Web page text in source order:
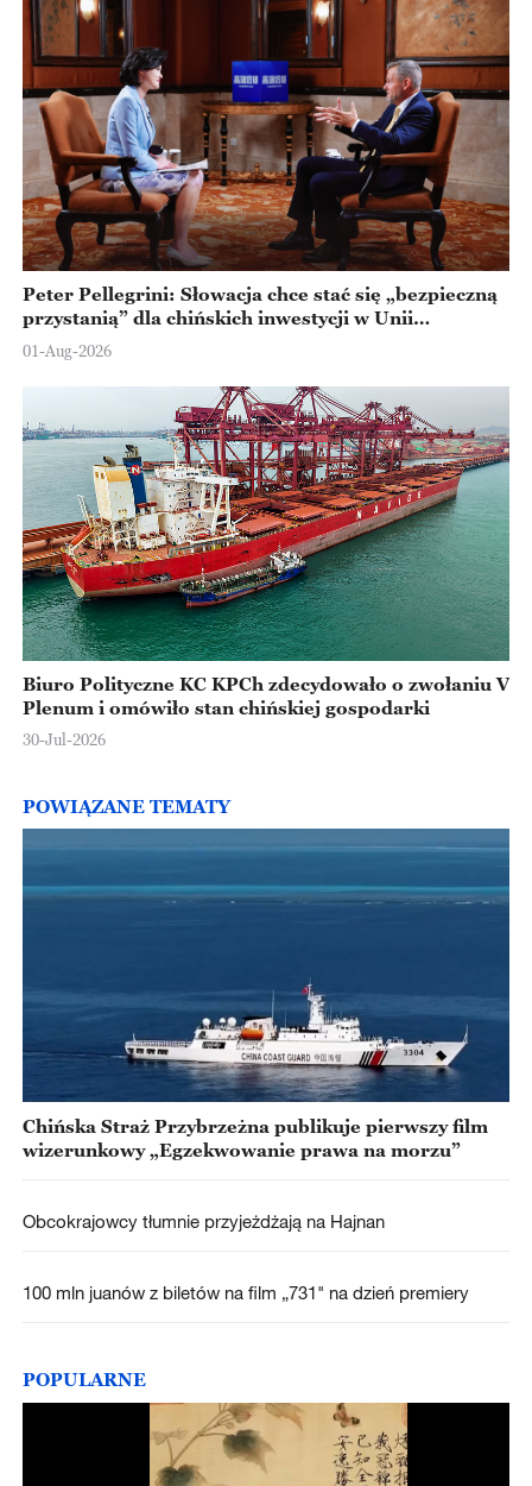
Peter Pellegrini: Słowacja chce stać się „bezpieczną
przystanią” dla chińskich inwestycji w Unii
Europejskiej
01-Aug-2026
Biuro Polityczne KC KPCh zdecydowało o zwołaniu V
Plenum i omówiło stan chińskiej gospodarki
30-Jul-2026
POWIĄZANE TEMATY
Chińska Straż Przybrzeżna publikuje pierwszy film
wizerunkowy „Egzekwowanie prawa na morzu”
Obcokrajowcy tłumnie przyjeżdżają na Hajnan
100 mln juanów z biletów na film „731" na dzień premiery
POPULARNE